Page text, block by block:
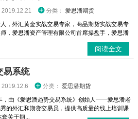
2019.12.21 分类： 爱思潘期货
，外汇黄金实战交易专家，商品期货实战交易专
，爱思潘资产管理有限公司首席操盘手，爱思潘
阅读全文
易系统
2019.12.6 分类： 爱思潘期货
，由《爱思潘趋势交易系统》创始人——爱思潘老
的外汇和期货交易员，提供高质量的线上培训课
套关于期...